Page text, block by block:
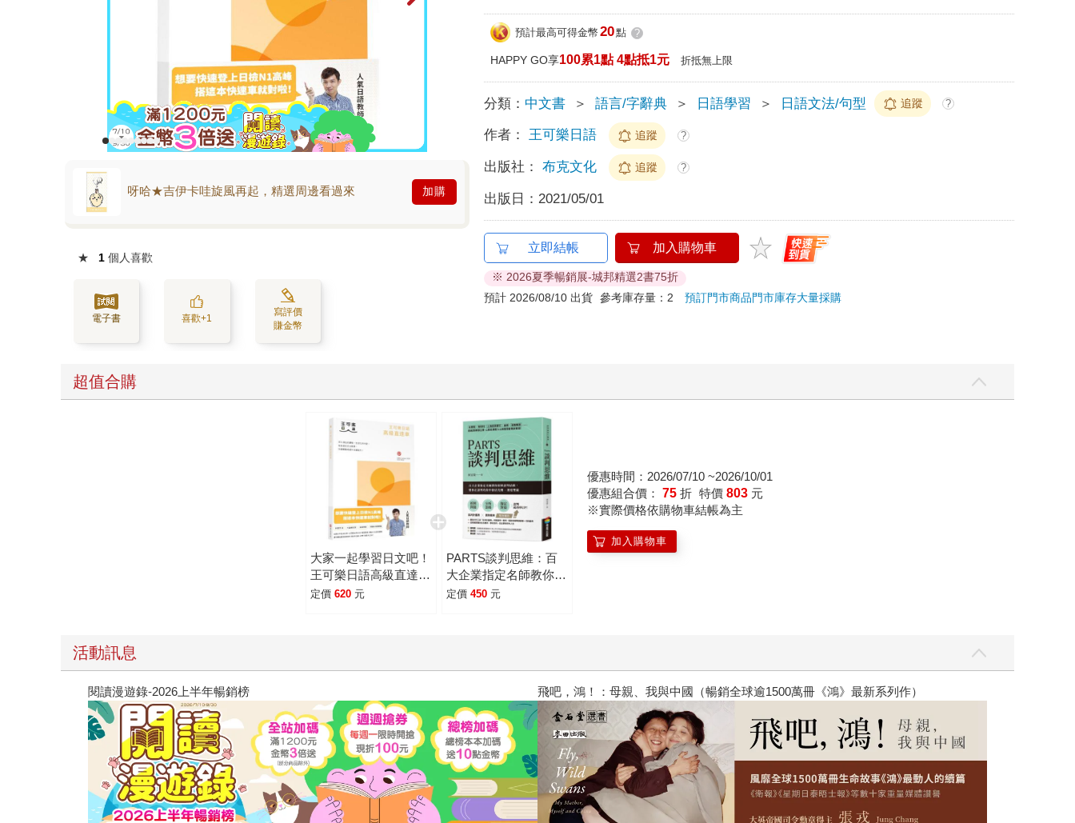
呀哈★吉伊卡哇旋風再起，精選周邊看過來 加購
★ 1 個人喜歡
電子書 喜歡+1
寫評價
賺金幣
預計最高可得金幣 20點 ?
HAPPY GO享100累1點 4點抵1元 折抵無上限
分類： 中文書 ＞ 語言/字辭典 ＞ 日語學習 ＞ 日語文法/句型 追蹤 ?
作者： 王可樂日語 追蹤 ?
出版社： 布克文化 追蹤 ?
出版日： 2021/05/01
立即結帳 加入購物車
※ 2026夏季暢銷展-城邦精選2書75折
預計 2026/08/10 出貨 參考庫存量：2預訂門市商品門市庫存大量採購
超值合購
大家一起學習日文吧！
王可樂日語高級直達
車：詳盡文法、大量練
定價 620 元
PARTS談判思維：百
大企業指定名師教你拆
解談判結構，幫你在談
定價 450 元
優惠時間：2026/07/10 ~2026/10/01
優惠組合價： 75 折 特價 803 元
※實際價格依購物車結帳為主
加入購物車
活動訊息
閱讀漫遊錄-2026上半年暢銷榜 飛吧，鴻！：母親、我與中國（暢銷全球逾1500萬冊《鴻》最新系列作）